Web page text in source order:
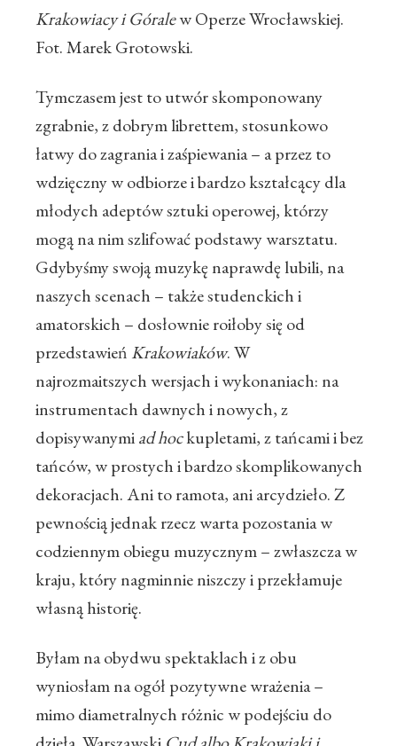
Krakowiacy i Góralew Operze Wrocławskiej.
Fot. Marek Grotowski.
Tymczasem jest to utwór skomponowany
zgrabnie, z dobrym librettem, stosunkowo
łatwy do zagrania i zaśpiewania – a przez to
wdzięczny w odbiorze i bardzo kształcący dla
młodych adeptów sztuki operowej, którzy
mogą na nim szlifować podstawy warsztatu.
Gdybyśmy swoją muzykę naprawdę lubili, na
naszych scenach – także studenckich i
amatorskich – dosłownie roiłoby się od
przedstawień Krakowiaków. W
najrozmaitszych wersjach i wykonaniach: na
instrumentach dawnych i nowych, z
dopisywanymiad hockupletami, z tańcami i bez
tańców, w prostych i bardzo skomplikowanych
dekoracjach. Ani to ramota, ani arcydzieło. Z
pewnością jednak rzecz warta pozostania w
codziennym obiegu muzycznym – zwłaszcza w
kraju, który nagminnie niszczy i przekłamuje
własną historię.
Byłam na obydwu spektaklach i z obu
wyniosłam na ogół pozytywne wrażenia –
mimo diametralnych różnic w podejściu do